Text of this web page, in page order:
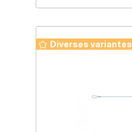
Gewicht: 10g
Diverses variantes